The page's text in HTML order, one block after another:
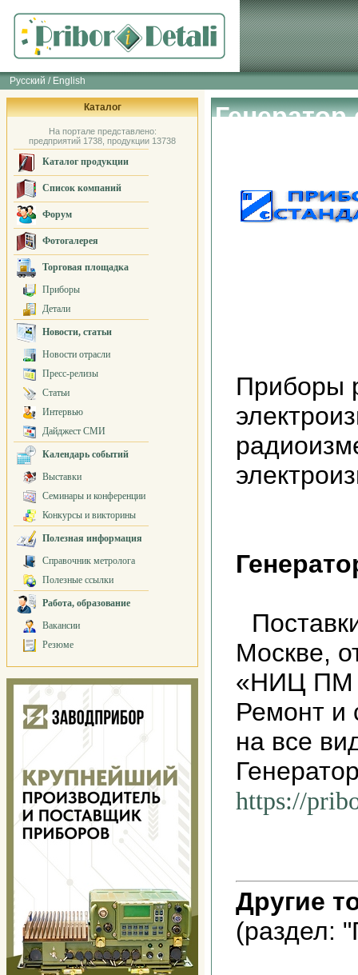
Русский / English
Каталог
На портале представлено:
предприятий 1738, продукции 13738
Каталог продукции
Список компаний
Форум
Фотогалерея
Торговая площадка
Приборы
Детали
Новости, статьи
Новости отрасли
Пресс-релизы
Статьи
Интервью
Дайджест СМИ
Календарь событий
Выставки
Семинары и конференции
Конкурсы и викторины
Полезная информация
Справочник метролога
Полезные ссылки
Работа, образование
Вакансии
Резюме
Приборы
Москве,
«НИЦ ПМ
Ремонт и
на все
https://
Другие
(раздел: